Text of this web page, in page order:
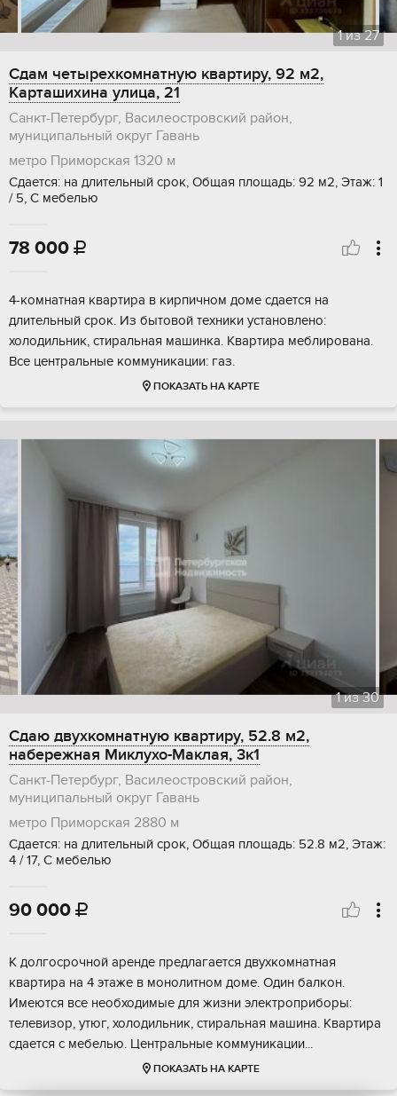
1из27
Сдам четырехкомнатную квартиру, 92 м2,
Карташихина улица, 21
Санкт-Петербург, Василеостровский район,
муниципальный округ Гавань
метро Приморская 1320 м
Сдается: на длительный срок, Общая площадь: 92 м2, Этаж: 1
/ 5, С мебелью
78 000 
4-комнатная квартира в кирпичном доме сдается на
длительный срок. Из бытовой техники установлено:
холодильник, стиральная машинка. Квартира меблирована.
Все центральные коммуникации: газ.
ПОКАЗАТЬ НА КАРТЕ
1из30
Сдаю двухкомнатную квартиру, 52.8 м2,
набережная Миклухо-Маклая, 3к1
Санкт-Петербург, Василеостровский район,
муниципальный округ Гавань
метро Приморская 2880 м
Сдается: на длительный срок, Общая площадь: 52.8 м2, Этаж:
4 / 17, С мебелью
90 000 
К долгосрочной аренде предлагается двухкомнатная
квартира на 4 этаже в монолитном доме. Один балкон.
Имеются все необходимые для жизни электроприборы:
телевизор, утюг, холодильник, стиральная машина. Квартира
сдается с мебелью. Центральные коммуникации...
ПОКАЗАТЬ НА КАРТЕ